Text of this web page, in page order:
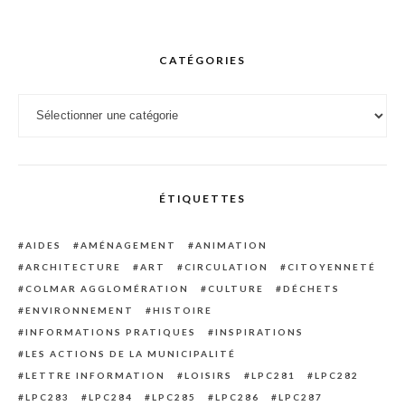
CATÉGORIES
ÉTIQUETTES
AIDES AMÉNAGEMENT
ANIMATION
ARCHITECTURE
ART CIRCULATION
CITOYENNETÉ
COLMAR AGGLOMÉRATION
CULTURE
DÉCHETS
ENVIRONNEMENT
HISTOIRE
INFORMATIONS PRATIQUES
INSPIRATIONS
LES ACTIONS DE LA MUNICIPALITÉ
LETTRE INFORMATION
LOISIRS LPC281
LPC282
LPC283
LPC284 LPC285 LPC286
LPC287